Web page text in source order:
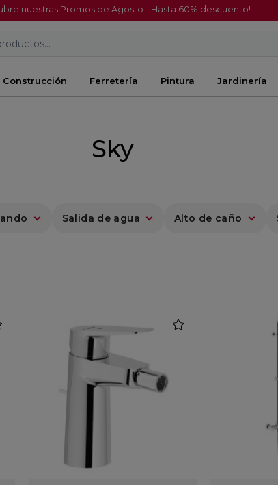
nuestras Promos de Agosto- ¡Hasta 60% descuento!
Construcción Ferretería Pintura Jardinería
Sky
Salida de agua Alto de caño
favorite